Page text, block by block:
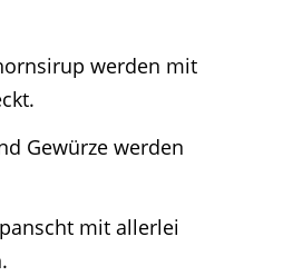
werden mit
Gewürze werden
mit allerlei